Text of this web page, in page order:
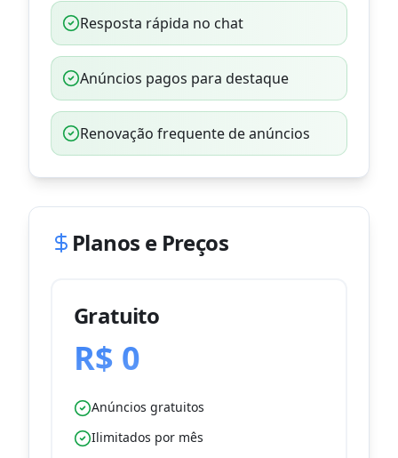
Resposta rápida no chat
Anúncios pagos para destaque
Renovação frequente de anúncios
Planos e Preços
Gratuito
R$ 0
Anúncios gratuitos
Ilimitados por mês